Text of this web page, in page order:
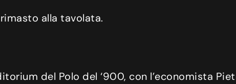
alla tavolata.
del Polo del ‘900, con l’economista